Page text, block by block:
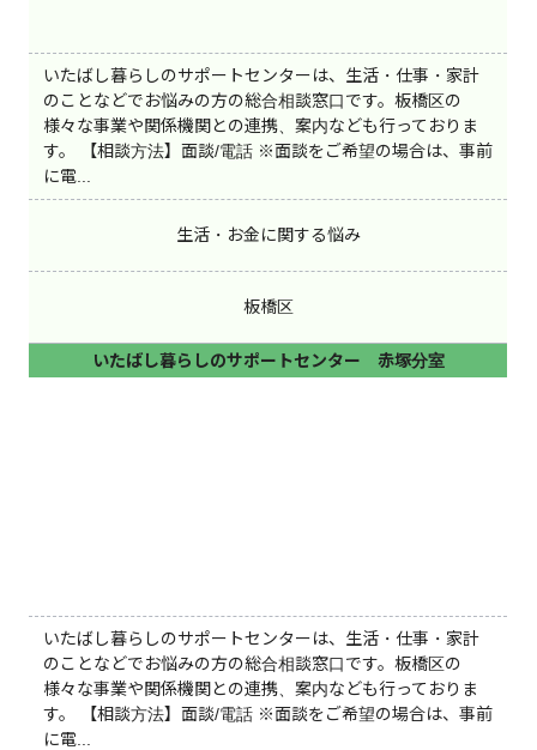
チャット相談
電話相談
メール相談
来所相談
訪問相談 その他の相談
いたばし暮らしのサポートセンターは、生活・仕事・家計
のことなどでお悩みの方の総合相談窓口です。板橋区の
様々な事業や関係機関との連携、案内なども行っておりま
す。 【相談方法】面談/電話 ※面談をご希望の場合は、事前
に電...
生活・お金に関する悩み
板橋区
いたばし暮らしのサポートセンター 赤塚分室
いたばし暮らしのサポートセンターは、生活・仕事・家計
のことなどでお悩みの方の総合相談窓口です。板橋区の
様々な事業や関係機関との連携、案内なども行っておりま
す。 【相談方法】面談/電話 ※面談をご希望の場合は、事前
に電...